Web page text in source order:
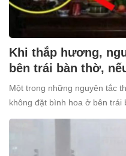
Khi thắp hương,
bên trái bàn thờ,
Một trong những nguyên tắc
không đặt bình hoa ở bên
Tại sao nhiều người giàu lại